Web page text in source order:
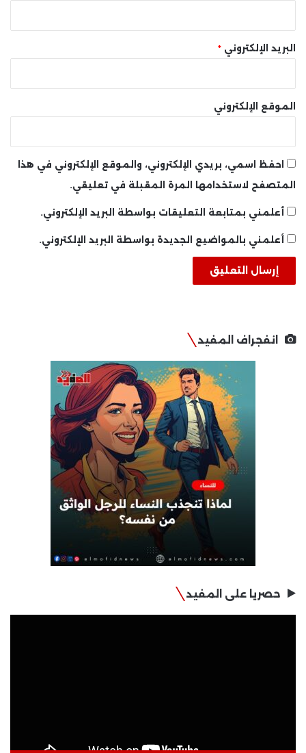
البريد الإلكتروني *
الموقع الإلكتروني
احفظ اسمي، بريدي الإلكتروني، والموقع الإلكتروني في هذا
المتصفح لاستخدامها المرة المقبلة في تعليقي.
أعلمني بمتابعة التعليقات بواسطة البريد الإلكتروني.
أعلمني بالمواضيع الجديدة بواسطة البريد الإلكتروني.
انفجراف المفيد
حصريا على المفيد